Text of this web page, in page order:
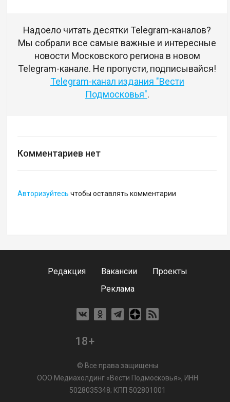
Надоело читать десятки Telegram-каналов?
Мы собрали все самые важные и интересные
новости Московского региона в новом
Telegram-канале. Не пропусти, подписывайся!
Telegram-канал издания "Вести
Подмосковья".
Комментариев нет
Авторизуйтесь чтобы оставлять комментарии
Редакция Вакансии
Проекты
Реклама
18+
© Все права защищены
ООО Медиахолдинг «Вести Подмосковья», ИНН
5028035348; КПП 502801001